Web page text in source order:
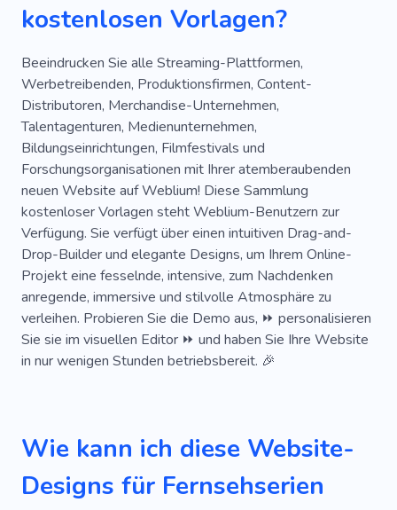
Teaser
Schauspieler Akademie
Kino
Toll Großartig
Beliebt
Einzigartig
Cool Mobile
Einfach
Blog Waffen
Theater
Betrachten
Gießen Fanclub
Rede
Stimme Für Film
Dramatisches Theater
DJ
Hörer Audio- Konzert
Tanzen
Nacht
Sänger
Wiedergabeliste
Gruppe
Musikgruppe
Clip
Schlagen
Komponist
Akademie
Akustische Musikinstrumente
Ohrhörer
Kopfhörer
Elektronische Instrumente
kostenlosen Vorlagen?
Beeindrucken Sie alle Streaming-Plattformen,
Werbetreibenden, Produktionsfirmen, Content-
Distributoren, Merchandise-Unternehmen,
Talentagenturen, Medienunternehmen,
Bildungseinrichtungen, Filmfestivals und
Forschungsorganisationen mit Ihrer atemberaubenden
neuen Website auf Weblium! Diese Sammlung
kostenloser Vorlagen steht Weblium-Benutzern zur
Verfügung. Sie verfügt über einen intuitiven Drag-and-
Drop-Builder und elegante Designs, um Ihrem Online-
Projekt eine fesselnde, intensive, zum Nachdenken
anregende, immersive und stilvolle Atmosphäre zu
verleihen. Probieren Sie die Demo aus, ⏩ personalisieren
Sie sie im visuellen Editor ⏩ und haben Sie Ihre Website
in nur wenigen Stunden betriebsbereit. 🎉
Wie kann ich diese Website-
Designs für Fernsehserien